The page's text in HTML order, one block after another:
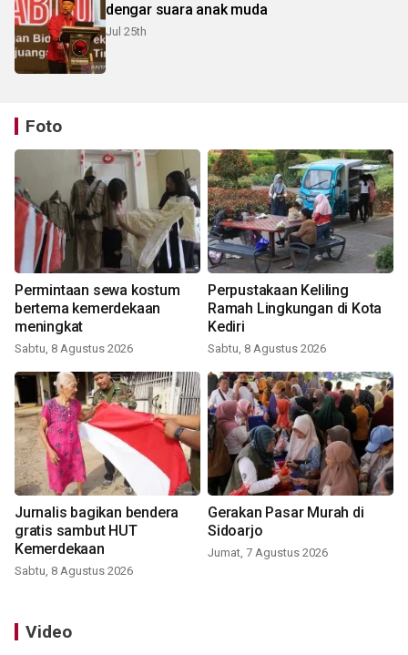
dengar suara anak muda
Jul 25th
Foto
Permintaan sewa kostum
bertema kemerdekaan
meningkat
Sabtu, 8 Agustus 2026
Perpustakaan Keliling
Ramah Lingkungan di Kota
Kediri
Sabtu, 8 Agustus 2026
Jurnalis bagikan bendera
gratis sambut HUT
Kemerdekaan
Sabtu, 8 Agustus 2026
Gerakan Pasar Murah di
Sidoarjo
Jumat, 7 Agustus 2026
Video